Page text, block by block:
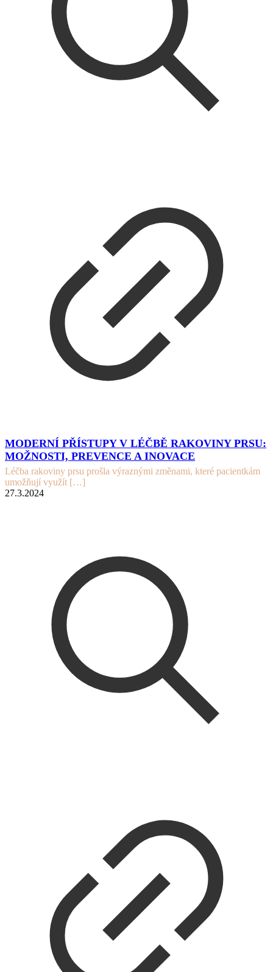
MODERNÍ PŘÍSTUPY V LÉČBĚ RAKOVINY PRSU:
MOŽNOSTI, PREVENCE A INOVACE
Léčba rakoviny prsu prošla výraznými změnami, které pacientkám
umožňují využít […]
27.3.2024